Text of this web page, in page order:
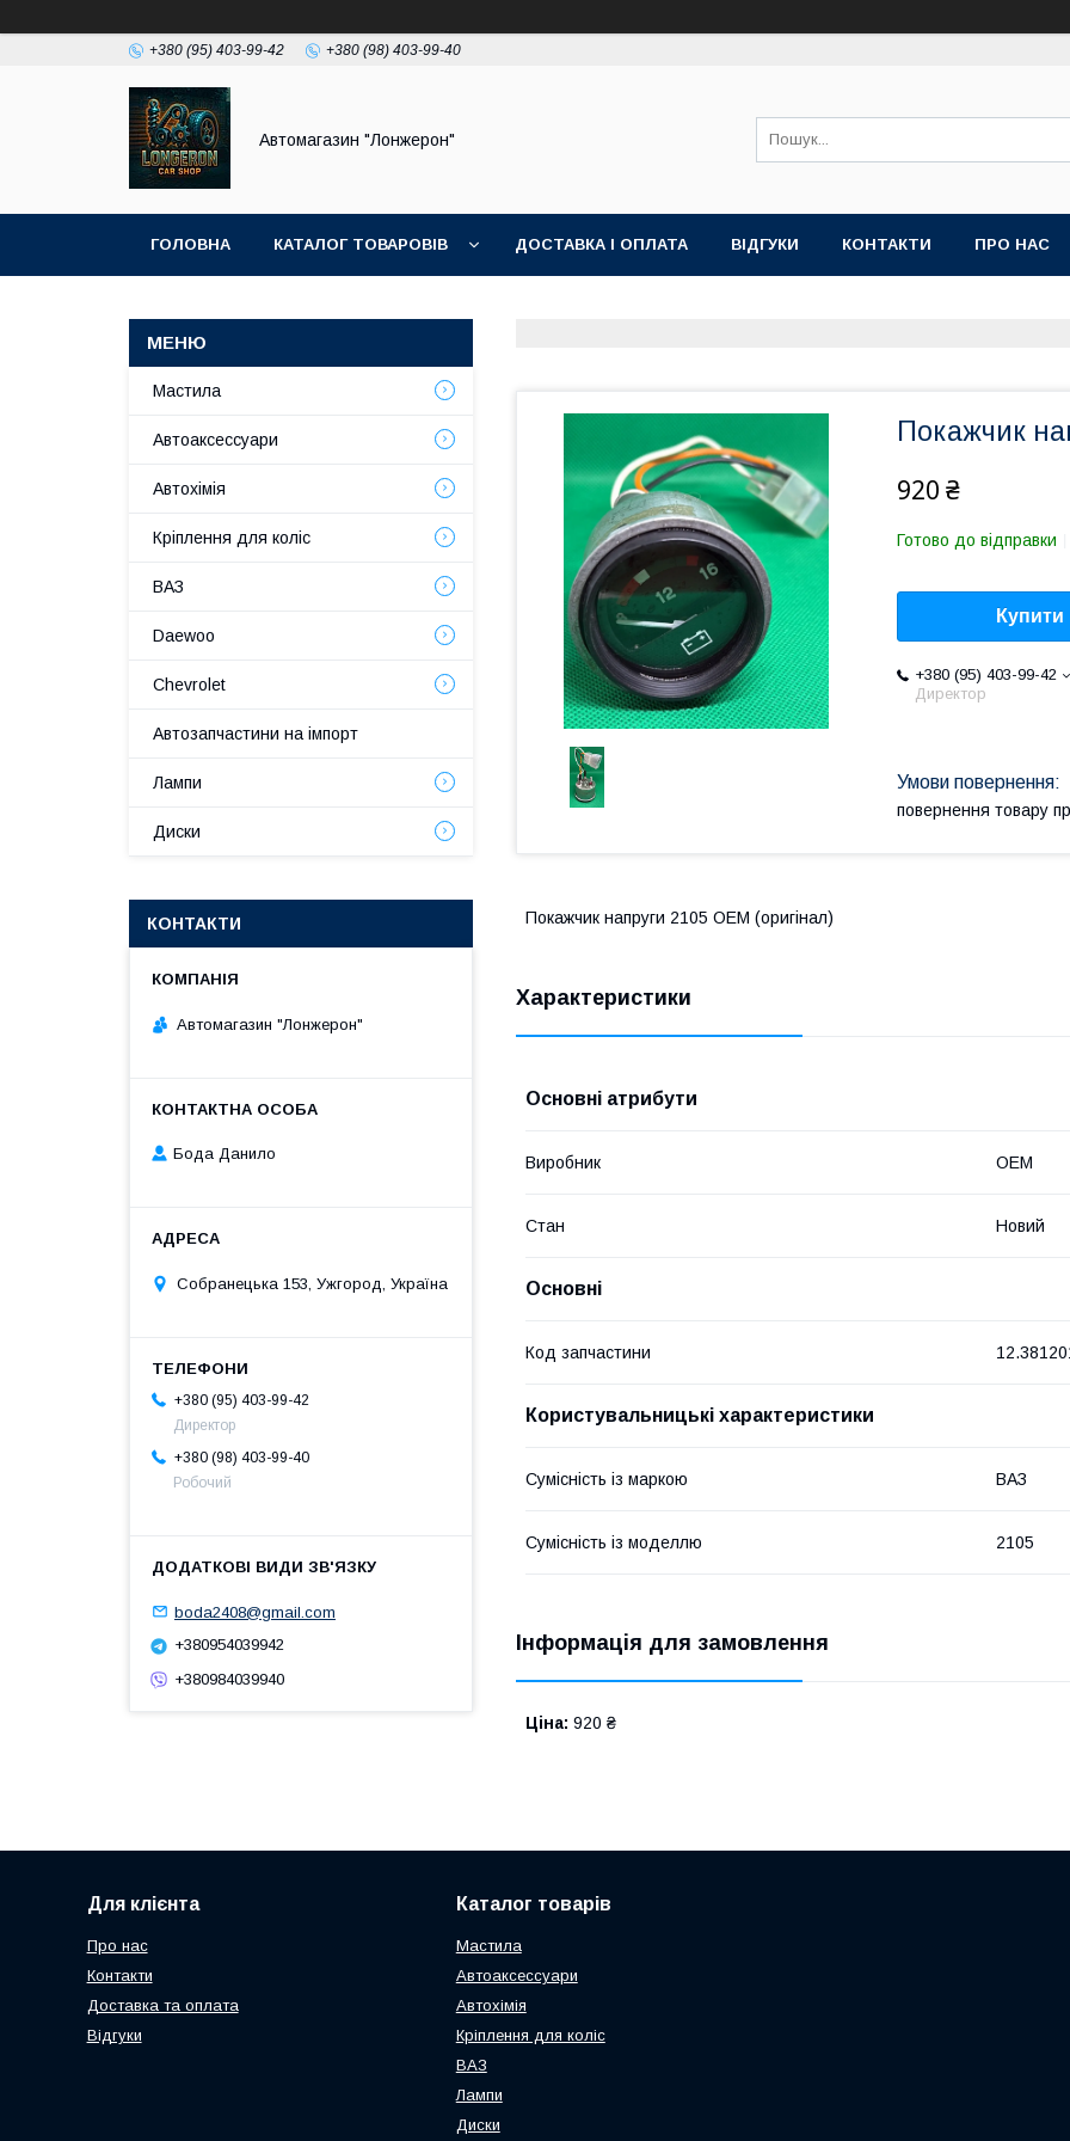
+380 (95) 403-99-42 +380 (98) 403-99-40
Автомагазин "Лонжерон"
ГОЛОВНА КАТАЛОГ ТОВАРОВІВ ДОСТАВКА І ОПЛАТА ВІДГУКИ КОНТАКТИ ПРО НАС
Покажчик
920 ₴
Готово до відправки
Купити
+380 (95) 403-99-42
Директор
повернення товару
Покажчик напруги 2105 OEM (оригінал)
Характеристики
Основні атрибути
Виробник OEM
Стан Новий
Основні
Код запчастини
Користувальницькі характеристики
Сумісність із маркою ВАЗ
Сумісність із моделлю 2105
Інформація для замовлення
Ціна: 920 ₴
Мастила
Автоаксессуари
Автохімія
Кріплення для коліс
ВАЗ
Daewoo
Chevrolet
Автозапчастини на імпорт
Лампи
Диски
КОНТАКТИ
Автомагазин "Лонжерон"
Бода Данило
Собранецька 153, Ужгород, Україна
+380 (95) 403-99-42
Директор
+380 (98) 403-99-40
Робочий
boda2408@gmail.com
+380954039942
+380984039940
Для клієнта
Про нас
Контакти
Доставка та оплата
Відгуки
Каталог товарів
Мастила
Автоаксессуари
Автохімія
Кріплення для коліс
ВАЗ
Лампи
Диски